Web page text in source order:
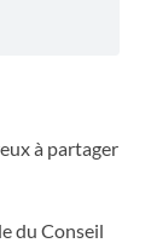
à partager
du Conseil